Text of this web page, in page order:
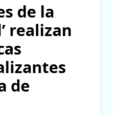
de la
realizan
de